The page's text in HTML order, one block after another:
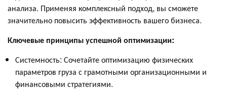
анализа. Применяя комплексный подход, вы сможете
значительно повысить эффективность вашего бизнеса.
Ключевые принципы успешной оптимизации:
Системность: Сочетайте оптимизацию физических
параметров груза с грамотными организационными и
финансовыми стратегиями.